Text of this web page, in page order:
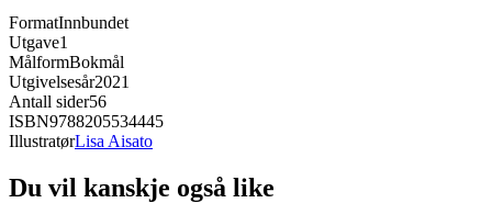
FormatInnbundet
Utgave1
MålformBokmål
Utgivelsesår2021
Antall sider56
ISBN9788205534445
IllustratørLisa Aisato
Du vil kanskje også like